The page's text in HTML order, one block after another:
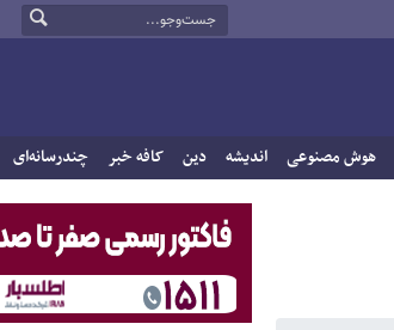
هوش مصنوعی اندیشه دین کافه خبر چندرسانه‌ای